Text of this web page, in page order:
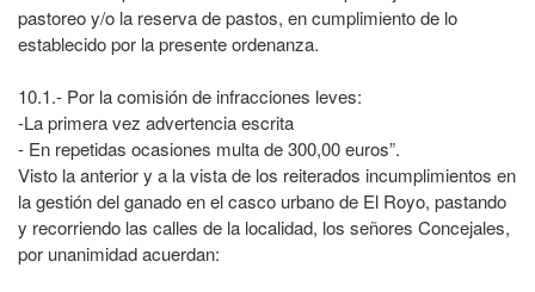
pastoreo y/o la reserva de pastos, en cumplimiento de lo
establecido por la presente ordenanza.
10.1.- Por la comisión de infracciones leves:
-La primera vez advertencia escrita
- En repetidas ocasiones multa de 300,00 euros”.
Visto la anterior y a la vista de los reiterados incumplimientos en
la gestión del ganado en el casco urbano de El Royo, pastando
y recorriendo las calles de la localidad, los señores Concejales,
por unanimidad acuerdan: